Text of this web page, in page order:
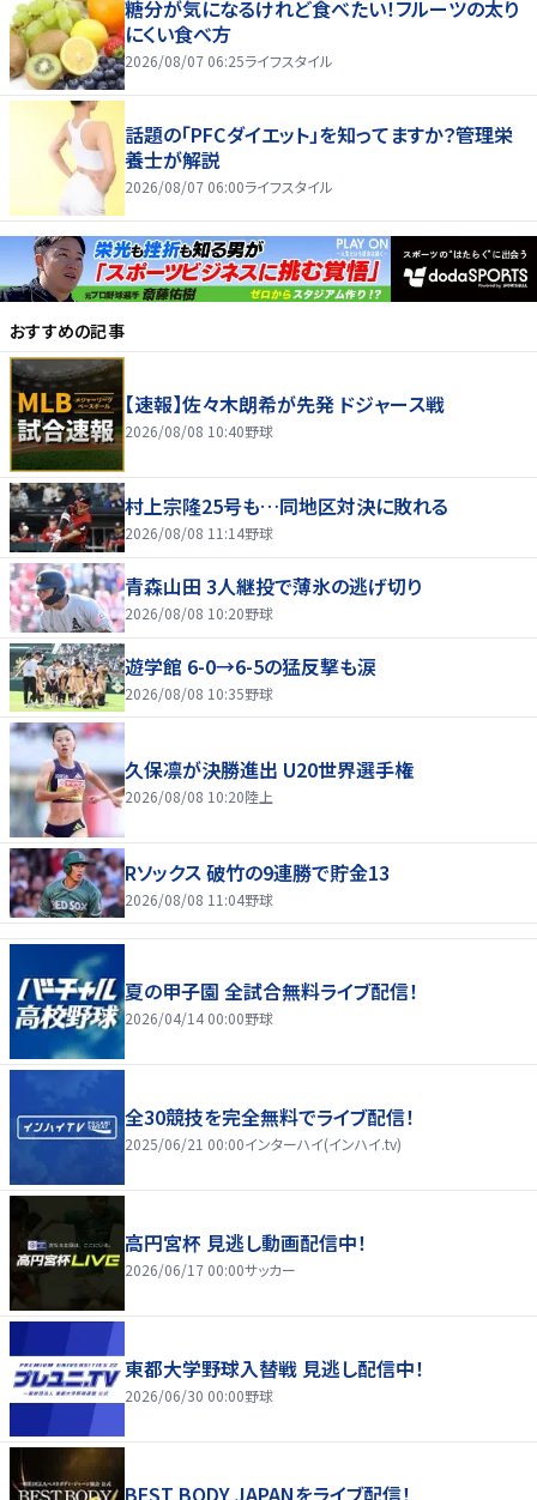
糖分が気になるけれど食べたい！フルーツの太り
にくい食べ方
2026/08/07 06:25ライフスタイル
話題の「PFCダイエット」を知ってますか？管理栄
養士が解説
2026/08/07 06:00ライフスタイル
おすすめの記事
【速報】佐々木朗希が先発 ドジャース戦
2026/08/08 10:40野球
村上宗隆25号も…同地区対決に敗れる
2026/08/08 11:14野球
青森山田 3人継投で薄氷の逃げ切り
2026/08/08 10:20野球
遊学館 6-0→6-5の猛反撃も涙
2026/08/08 10:35野球
久保凛が決勝進出 U20世界選手権
2026/08/08 10:20陸上
Rソックス 破竹の9連勝で貯金13
2026/08/08 11:04野球
夏の甲子園 全試合無料ライブ配信！
2026/04/14 00:00野球
全30競技を完全無料でライブ配信！
2025/06/21 00:00インターハイ(インハイ.tv)
高円宮杯 見逃し動画配信中！
2026/06/17 00:00サッカー
東都大学野球入替戦 見逃し配信中！
2026/06/30 00:00野球
BEST BODY JAPANをライブ配信！